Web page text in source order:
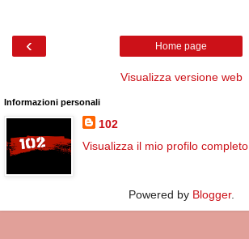
‹ Home page
Visualizza versione web
Informazioni personali
102
Visualizza il mio profilo completo
Powered by Blogger.